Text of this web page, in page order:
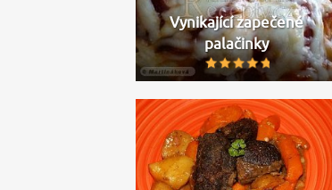
Vynikající zapečené
palačinky